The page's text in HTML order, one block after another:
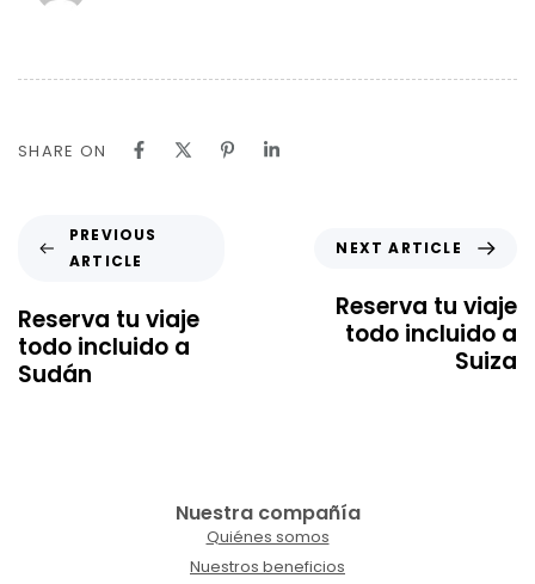
SHARE ON
PREVIOUS
ARTICLE
Reserva tu viaje
todo incluido a
Sudán
NEXT ARTICLE
Reserva tu viaje
todo incluido a
Suiza
Nuestra compañía
Quiénes somos
Nuestros beneficios